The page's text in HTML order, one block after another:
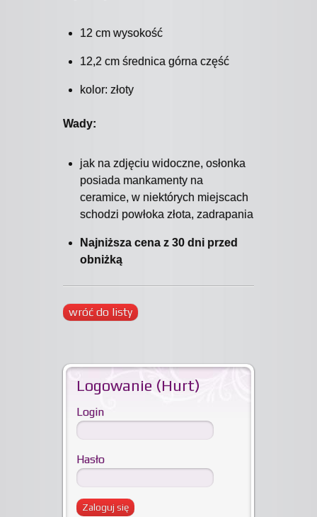
12 cm wysokość
12,2 cm średnica górna część
kolor: złoty
Wady:
jak na zdjęciu widoczne, osłonka
posiada mankamenty na
ceramice, w niektórych miejscach
schodzi powłoka złota, zadrapania
Najniższa cena z 30 dni przed
obniżką
wróć do listy
Logowanie (Hurt)
Login
Hasło